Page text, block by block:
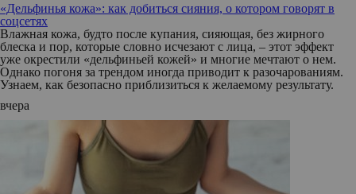
«Дельфинья кожа»: как добиться сияния, о котором говорят в
соцсетях
Влажная кожа, будто после купания, сияющая, без жирного
блеска и пор, которые словно исчезают с лица, – этот эффект
уже окрестили «дельфиньей кожей» и многие мечтают о нем.
Однако погоня за трендом иногда приводит к разочарованиям.
Узнаем, как безопасно приблизиться к желаемому результату.
вчера